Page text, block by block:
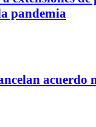
pandemia
acuerdo